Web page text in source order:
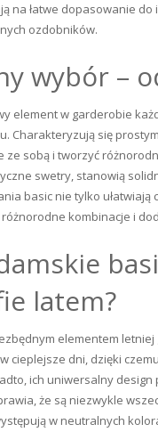
na łatwe dopasowanie
ozdobników.
wybór –
element w garderobie
Charakteryzują się
ze sobą i tworzyć
swetry, stanowią
basic nie tylko
kombinacje i
latem?
elementem
cieplejsze dni, dzięki
ich uniwersalny
że są niezwykle
w neutralnych